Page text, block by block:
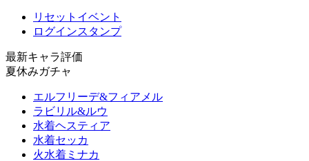
リセットイベント
ログインスタンプ
最新キャラ評価
夏休みガチャ
エルフリーデ&フィアメル
ラビリル&ルウ
水着ヘスティア
水着セッカ
火水着ミナカ